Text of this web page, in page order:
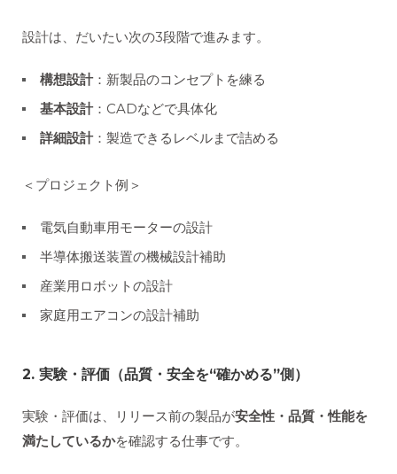
設計は、だいたい次の3段階で進みます。
構想設計：新製品のコンセプトを練る
基本設計：CADなどで具体化
詳細設計：製造できるレベルまで詰める
＜プロジェクト例＞
電気自動車用モーターの設計
半導体搬送装置の機械設計補助
産業用ロボットの設計
家庭用エアコンの設計補助
2. 実験・評価（品質・安全を“確かめる”側）
実験・評価は、リリース前の製品が安全性・品質・性能を
満たしているかを確認する仕事です。